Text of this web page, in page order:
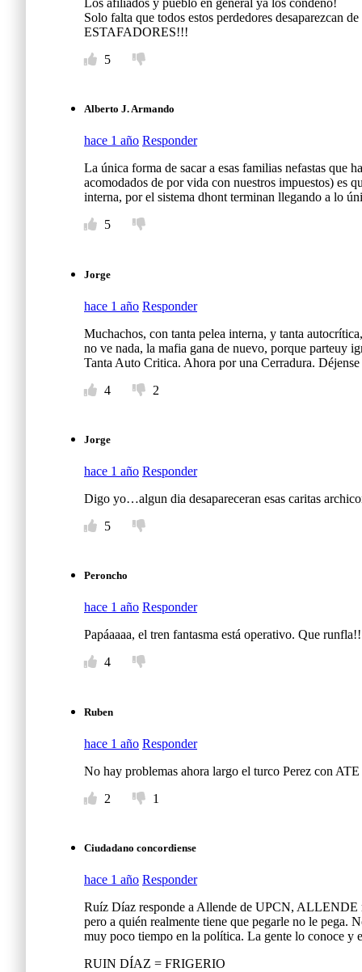
Los afiliados y pueblo en general ya los condenó!
Solo falta que todos estos perdedores desaparezcan
ESTAFADORES!!!
5
Alberto J. Armando
hace 1 año Responder
La única forma de sacar a esas familias nefastas que
acomodados de por vida con nuestros impuestos) es
interna, por el sistema dhont terminan llegando a lo
5
Jorge
hace 1 año Responder
Muchachos, con tanta pelea interna, y tanta
no ve nada, la mafia gana de nuevo, porque parteuy
Tanta Auto Critica. Ahora por una Cerradura.
4
2
Jorge
hace 1 año Responder
Digo yo…algun dia desapareceran esas caritas
5
Peroncho
hace 1 año Responder
Papáaaaa, el tren fantasma está operativo. Que
4
Ruben
hace 1 año Responder
No hay problemas ahora largo el turco Perez con
2
1
Ciudadano concordiense
hace 1 año Responder
Ruíz Díaz responde a Allende de UPCN,
pero a quién realmente tiene que pegarle no le pega.
muy poco tiempo en la política. La gente lo conoce y
RUIN DÍAZ = FRIGERIO